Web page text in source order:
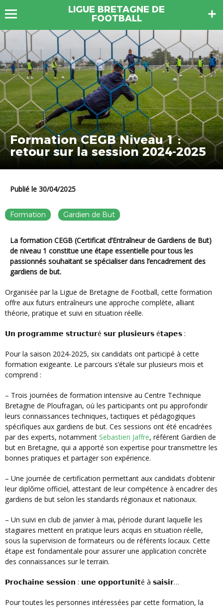
LIGUE BRETAGNE DE
FOOTBALL
Formation CEGB Niveau 1 :
retour sur la session 2024-2025
Publié le 30/04/2025
Formation Gardien de But
La formation CEGB (Certificat d’Entraîneur de Gardiens de But)
de niveau 1 constitue une étape essentielle pour tous les
passionnés souhaitant se spécialiser dans l’encadrement des
gardiens de but.
Organisée par la Ligue de Bretagne de Football, cette formation
offre aux futurs entraîneurs une approche complète, alliant
théorie, pratique et suivi en situation réelle.
𝗨𝗻 𝗽𝗿𝗼𝗴𝗿𝗮𝗺𝗺𝗲 𝘀𝘁𝗿𝘂𝗰𝘁𝘂𝗿é 𝘀𝘂𝗿 𝗽𝗹𝘂𝘀𝗶𝗲𝘂𝗿𝘀 é𝘁𝗮𝗽𝗲𝘀 :
Pour la saison 2024-2025, six candidats ont participé à cette
formation exigeante. Le parcours s’étale sur plusieurs mois et
comprend :
– Trois journées de formation intensive au Centre Technique
Bretagne de Ploufragan, où les participants ont pu approfondir
leurs connaissances techniques, tactiques et pédagogiques
spécifiques aux gardiens de but. Ces sessions ont été encadrées
par des experts, notamment Sebastien Jaffre, référent Gardien de
but en Bretagne, qui a apporté son expertise pour transmettre les
bonnes pratiques et partager son expérience.
– Une journée de certification permettant aux candidats d’obtenir
leur diplôme officiel, attestant de leur compétence à encadrer des
gardiens de but selon les standards régionaux et nationaux.
– Un suivi en club de janvier à mai, période durant laquelle les
stagiaires mettent en pratique leurs acquis en situation réelle,
sous la supervision de formateurs ou de référents locaux. Cette
étape est fondamentale pour assurer une application concrète
des connaissances sur le terrain.
𝗣𝗿𝗼𝗰𝗵𝗮𝗶𝗻𝗲 𝘀𝗲𝘀𝘀𝗶𝗼𝗻 : 𝘂𝗻𝗲 𝗼𝗽𝗽𝗼𝗿𝘁𝘂𝗻𝗶𝘁é à 𝘀𝗮𝗶𝘀𝗶𝗿…
Pour toutes les personnes intéressées par cette formation, la